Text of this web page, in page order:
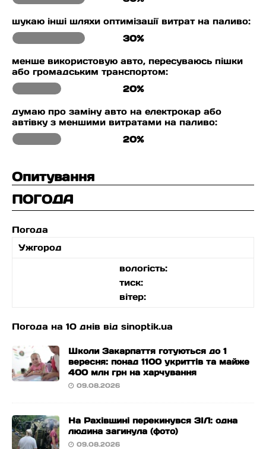
шукаю інші шляхи оптимізації витрат на паливо:
30%
менше використовую авто, пересуваюсь пішки
або громадським транспортом:
20%
думаю про заміну авто на електрокар або
автівку з меншими витратами на паливо:
20%
Опитування
ПОГОДА
Погода
Ужгород
вологість:
тиск:
вітер:
Погода на 10 днів від sinoptik.ua
Школи Закарпаття готуються до 1
вересня: понад 1100 укриттів та майже
400 млн грн на харчування
09.08.2026
На Рахівщині перекинувся ЗІЛ: одна
людина загинула (фото)
09.08.2026